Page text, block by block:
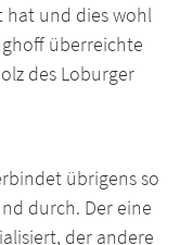
hat und dies wohl
überreichte
des Loburger
übrigens so
durch. Der eine
der andere